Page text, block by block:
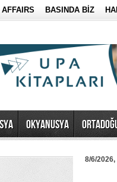
BASINDA BİZ
OKYANUSYA
8/6/2026,